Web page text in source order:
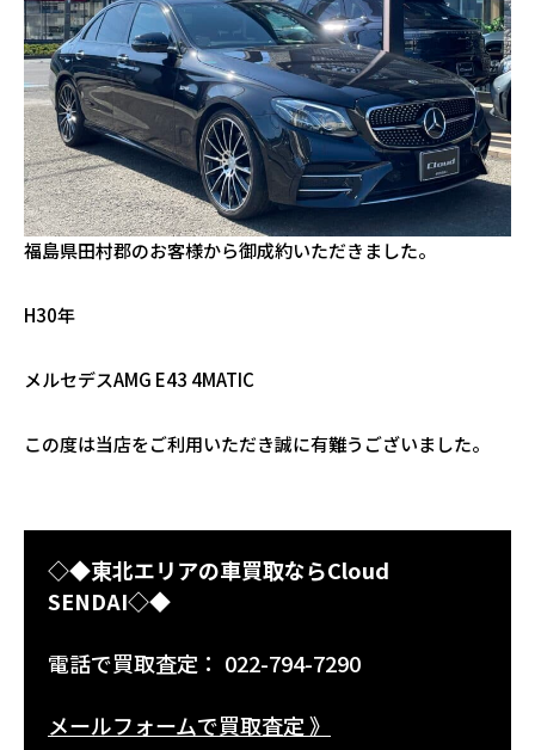
福島県田村郡のお客様から御成約いただきました。
H30年
メルセデスAMG E43 4MATIC
この度は当店をご利用いただき誠に有難うございました。
◇◆東北エリアの車買取ならCloud
SENDAI◇◆
電話で買取査定： 022-794-7290
メールフォームで買取査定 》